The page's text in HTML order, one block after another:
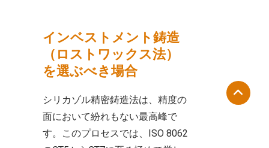
インベストメント鋳造
（ロストワックス法）
を選ぶべき場合
シリカゾル精密鋳造法は、精度の
面において紛れもない最高峰で
す。このプロセスでは、ISO 8062